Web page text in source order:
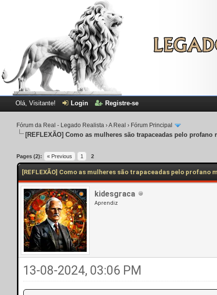
Olá, Visitante! Login Registre-se
Fórum da Real - Legado Realista ›A Real › Fórum Principal
[REFLEXÃO] Como as mulheres são trapaceadas pelo profano
Pages (2): « Previous 1 2
[REFLEXÃO] Como as mulheres são trapaceadas pelo profano
kidesgraca
Aprendiz
13-08-2024, 03:06 PM